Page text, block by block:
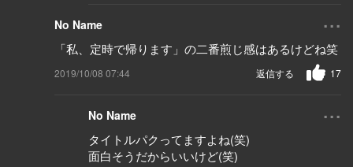
No Name ...
「私、定時で帰ります」の二番煎じ感はあるけどね笑
2019/10/08 07:44 17
返信する
No Name ...
タイトルパクってますよね(笑)
面白そうだからいいけど(笑)